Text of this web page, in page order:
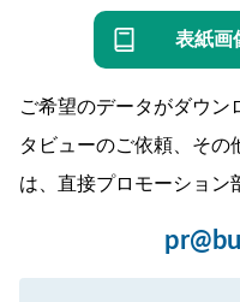
表紙画
ご希望のデータがダウン
タビューのご依頼、その
は、直接プロモーション